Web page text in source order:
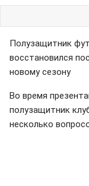
Полузащитник
восстановился
новому сезону
Во время
полузащитник
несколько